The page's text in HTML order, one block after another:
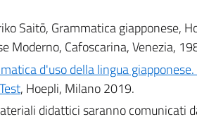
Saitō, Grammatica giapponese,
Moderno, Cafoscarina, Venezia,
d'uso della lingua
, Hoepli, Milano 2019.
didattici saranno comunicati